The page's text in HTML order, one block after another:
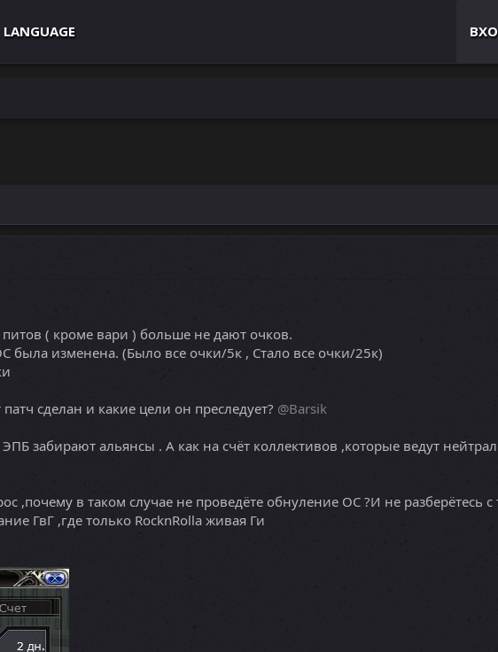
LANGUAGE
( кроме вари ) больше не дают очков.
была изменена. (Было все очки/5к , Стало все очки/25к)
сделан и какие цели он преследует? @Barsik
забирают альянсы . А как на счёт коллективов ,которые ведут
,почему в таком случае не проведёте обнуление ОС ?И не разберётесь
ГвГ ,где только RocknRolla живая Ги